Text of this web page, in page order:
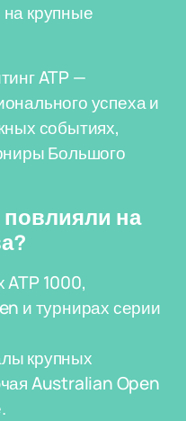
крупные
ATP —
успеха и
событиях,
Большого
повлияли на
1000,
и турнирах серии
крупных
Australian Open